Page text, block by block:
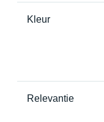
Kleur
Relevantie